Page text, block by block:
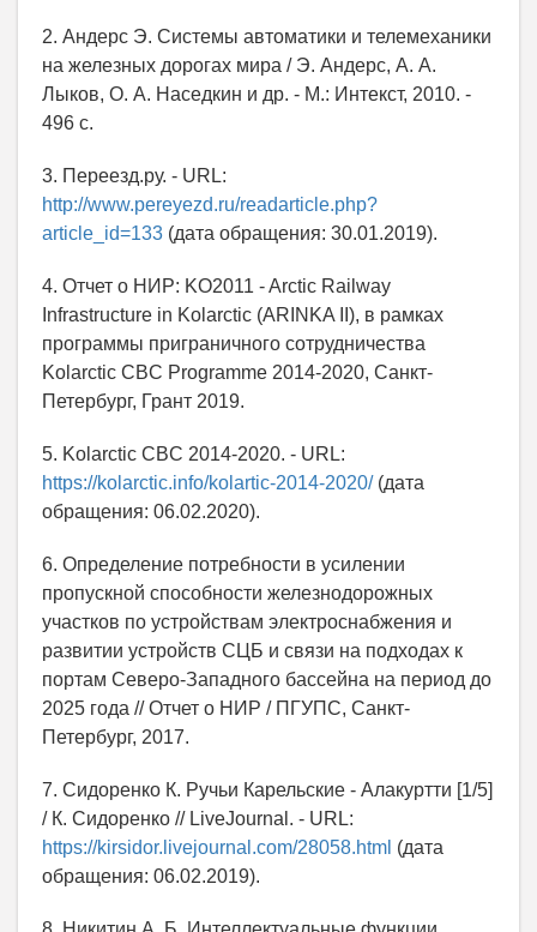
2. Андерс Э. Системы автоматики и телемеханики
на железных дорогах мира / Э. Андерс, А. А.
Лыков, О. А. Наседкин и др. - М.: Интекст, 2010. -
496 с.
3. Переезд.ру. - URL:
http://www.pereyezd.ru/readarticle.php?
article_id=133 (дата обращения: 30.01.2019).
4. Отчет о НИР: KO2011 - Arctic Railway
Infrastructure in Kolarctic (ARINKA II), в рамках
программы приграничного сотрудничества
Kolarctic CBC Programme 2014-2020, Санкт-
Петербург, Грант 2019.
5. Kolarctic CBC 2014-2020. - URL:
https://kolarctic.info/kolartic-2014-2020/(дата
обращения: 06.02.2020).
6. Определение потребности в усилении
пропускной способности железнодорожных
участков по устройствам электроснабжения и
развитии устройств СЦБ и связи на подходах к
портам Северо-Западного бассейна на период до
2025 года // Отчет о НИР / ПГУПС, Санкт-
Петербург, 2017.
7. Сидоренко К. Ручьи Карельские - Алакуртти [1/5]
/ К. Сидоренко // LiveJournal. - URL:
https://kirsidor.livejournal.com/28058.html (дата
обращения: 06.02.2019).